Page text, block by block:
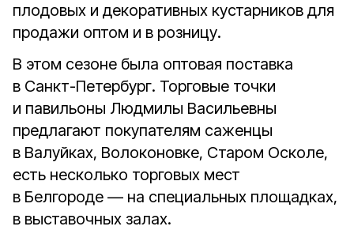
плодовых и декоративных кустарников для
продажи оптом и в розницу.
В этом сезоне была оптовая поставка
в Санкт-Петербург. Торговые точки
и павильоны Людмилы Васильевны
предлагают покупателям саженцы
в Валуйках, Волоконовке, Старом Осколе,
есть несколько торговых мест
в Белгороде — на специальных площадках,
в выставочных залах.